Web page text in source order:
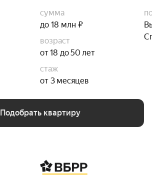
сумма
до 18 млн ₽
возраст
от 18 до 50 лет
стаж
от 3 месяцев
Подобрать квартиру